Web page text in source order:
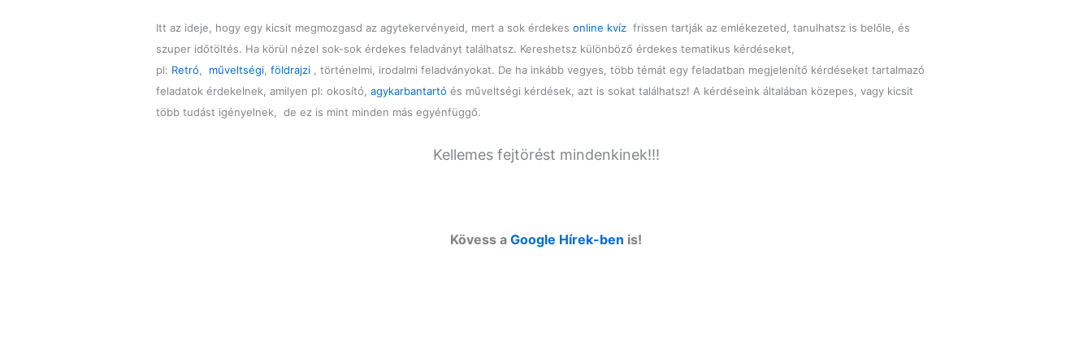
Itt az ideje, hogy egy kicsit megmozgasd az agytekervényeid, mert a sok érdekes online kvíz frissen tartják az emlékezeted, tanulhatsz is belőle, és
szuper időtöltés. Ha körül nézel sok-sok érdekes feladványt találhatsz. Kereshetsz különböző érdekes tematikus kérdéseket,
pl: Retró műveltségi földrajzi , történelmi, irodalmi feladványokat. De ha inkább vegyes, több témát egy feladatban megjelenítő kérdéseket tartalmazó
feladatok érdekelnek, amilyen pl: okosító, agykarbantartó és műveltségi kérdések, azt is sokat találhatsz! A kérdéseink általában közepes, vagy kicsit
több tudást igényelnek, de ez is mint minden más egyénfüggő.
Kellemes fejtörést mindenkinek!!!
Kövess a Google Hírek-ben is!